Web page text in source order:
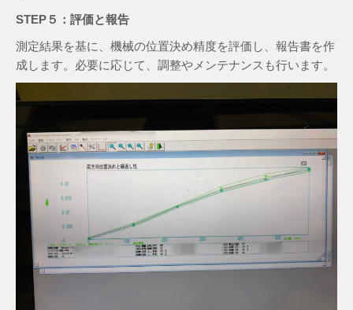
STEP５：評価と報告
測定結果を基に、機械の位置決め精度を評価し、報告書を作
成します。必要に応じて、調整やメンテナンスも行います。